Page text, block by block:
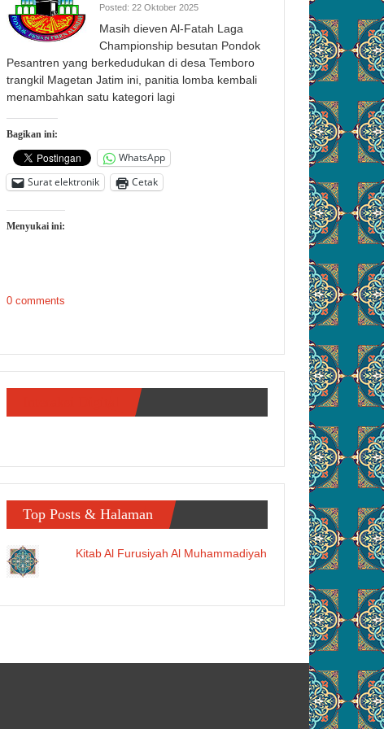
Posted: 22 Oktober 2025
Masih dieven Al-Fatah Laga
Championship besutan Pondok
Pesantren yang berkedudukan di desa Temboro
trangkil Magetan Jatim ini, panitia lomba kembali
menambahkan satu kategori lagi
Bagikan ini:
WhatsApp
Surat elektronik
Cetak
Menyukai ini:
0 comments
Top Posts & Halaman
Kitab Al Furusiyah Al Muhammadiyah